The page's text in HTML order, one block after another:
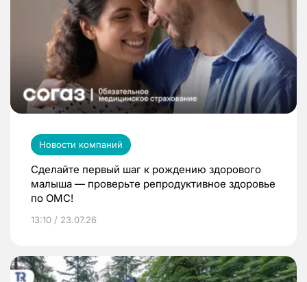
Новости компаний
Сделайте первый шаг к рождению здорового
малыша — проверьте репродуктивное здоровье
по ОМС!
13:10 / 23.07.26